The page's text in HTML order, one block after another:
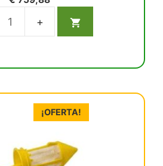
d
5
Motor
IP40
cantidad
¡OFERTA!